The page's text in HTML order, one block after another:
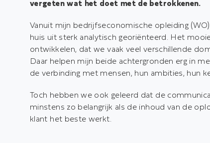
vergeten wat het doet met de betrokkenen.
Vanuit mijn bedrijfseconomische opleiding
huis uit sterk analytisch georiënteerd. Het
ontwikkelen, dat we vaak veel verschillende
Daar helpen mijn beide achtergronden erg in
de verbinding met mensen, hun ambities, hun
Toch hebben we ook geleerd dat de
minstens zo belangrijk als de inhoud van de
klant het beste werkt.